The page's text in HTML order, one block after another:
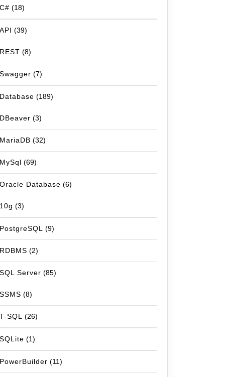
C# (18)
API (39)
REST (8)
Swagger (7)
Database (189)
DBeaver (3)
MariaDB (32)
MySql (69)
Oracle Database (6)
10g (3)
PostgreSQL (9)
RDBMS (2)
SQL Server (85)
SSMS (8)
T-SQL (26)
SQLite (1)
PowerBuilder (11)